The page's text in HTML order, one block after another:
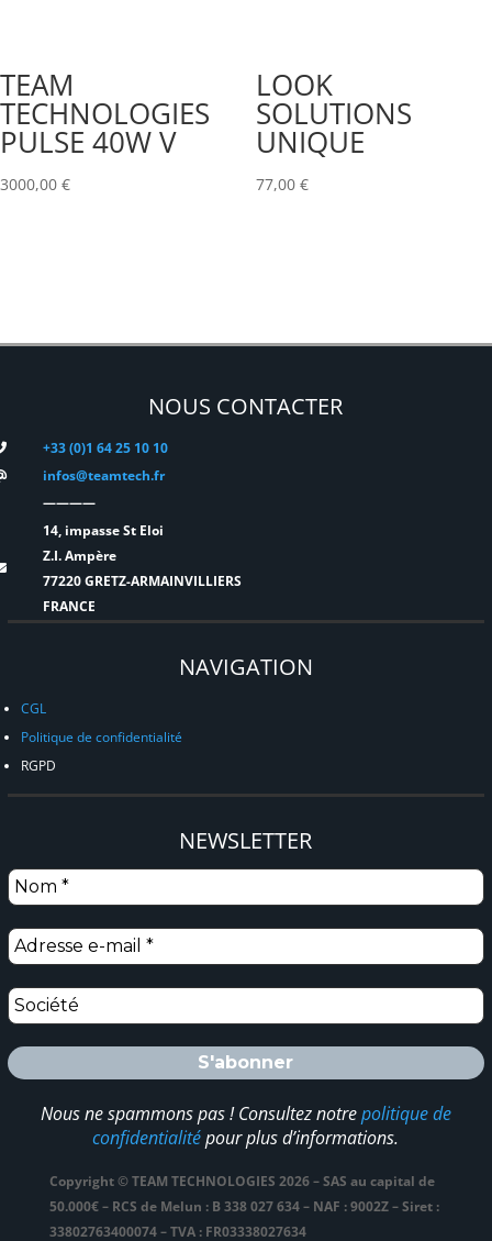
TEAM
TECHNOLOGIES
PULSE 40W V
3000,00 €
LOOK
SOLUTIONS
UNIQUE
77,00 €
NOUS CONTACTER
+33 (0)1 64 25 10 10
infos@teamtech.fr
————
14, impasse St Eloi
Z.I. Ampère
77220 GRETZ-ARMAINVILLIERS
FRANCE
NAVIGATION
CGL
Politique de confidentialité
RGPD
NEWSLETTER
Nous ne spammons pas ! Consultez notrepolitique de
confidentialitépour plus d’informations.
Copyright © TEAM TECHNOLOGIES 2026 – SAS au capital de
50.000€ – RCS de Melun : B 338 027 634 – NAF : 9002Z – Siret :
33802763400074 – TVA : FR03338027634